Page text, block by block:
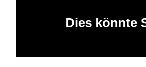
Dies könnte